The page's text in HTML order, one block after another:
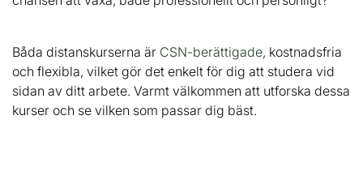
Båda distanskurserna är CSN-berättigade, kostnadsfria
och flexibla, vilket gör det enkelt för dig att studera vid
sidan av ditt arbete. Varmt välkommen att utforska dessa
kurser och se vilken som passar dig bäst.